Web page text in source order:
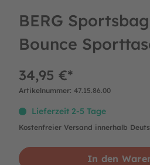
BERG
Bounce
34,95 €*
Artikelnummer: 47.15.86.00
Lieferzeit 2-5 Tage
Kostenfreier Versand innerhalb
In den